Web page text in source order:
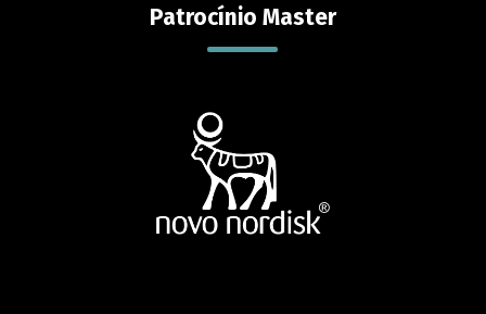
Patrocínio Master